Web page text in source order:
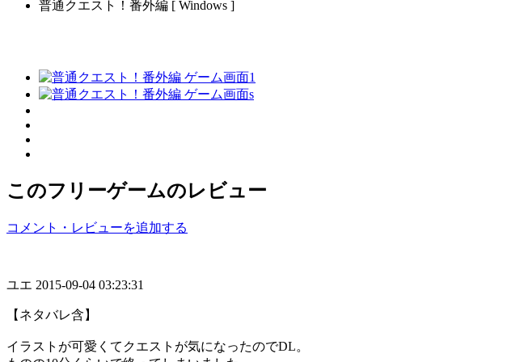
普通クエスト！番外編 [ Windows ]
このフリーゲームのレビュー
コメント・レビューを追加する
ユエ 2015-09-04 03:23:31
【ネタバレ含】
イラストが可愛くてクエストが気になったのでDL。